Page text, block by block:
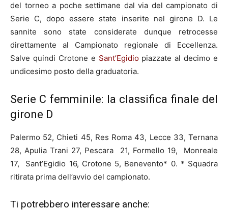
del torneo a poche settimane dal via del campionato di
Serie C, dopo essere state inserite nel girone D. Le
sannite sono state considerate dunque retrocesse
direttamente al Campionato regionale di Eccellenza.
Salve quindi Crotone e Sant’Egidiopiazzate al decimo e
undicesimo posto della graduatoria.
Serie C femminile: la classifica finale del
girone D
Palermo 52, Chieti 45, Res Roma 43, Lecce 33, Ternana
28, Apulia Trani 27, Pescara 21, Formello 19, Monreale
17, Sant’Egidio 16, Crotone 5, Benevento* 0. * Squadra
ritirata prima dell’avvio del campionato.
Ti potrebbero interessare anche: